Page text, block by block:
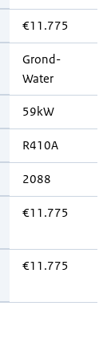
€11.775
Grond-
Water
59kW
R410A
2088
€11.775
€11.775